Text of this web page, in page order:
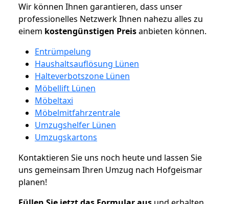
Wir können Ihnen garantieren, dass unser
professionelles Netzwerk Ihnen nahezu alles zu
einem kostengünstigen Preisanbieten können.
Entrümpelung
Haushaltsauflösung Lünen
Halteverbotszone Lünen
Möbellift Lünen
Möbeltaxi
Möbelmitfahrzentrale
Umzugshelfer Lünen
Umzugskartons
Kontaktieren Sie uns noch heute und lassen Sie
uns gemeinsam Ihren Umzug nach Hofgeismar
planen!